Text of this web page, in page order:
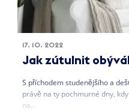
17. 10. 2022
Jak zútulnit
S příchodem studenějšího a
právě na ty pochmurné dny,
na...